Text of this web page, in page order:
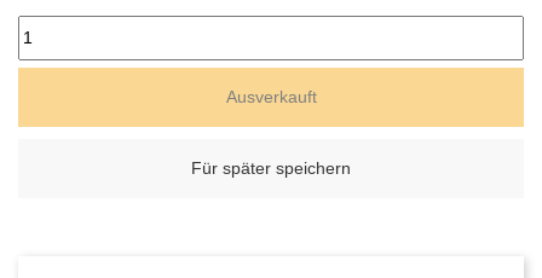
Ausverkauft
Für später speichern